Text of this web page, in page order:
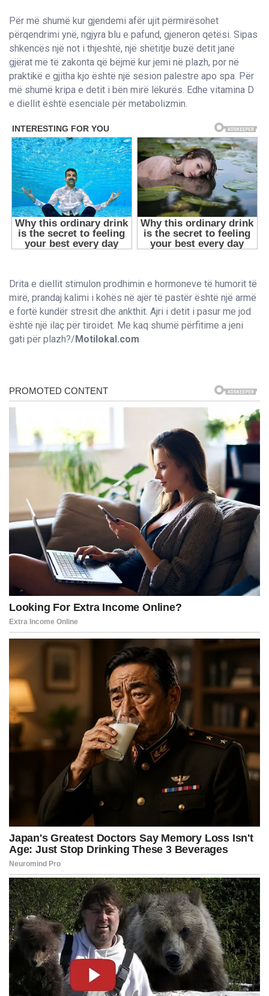
Për më shumë kur gjendemi afër ujit përmirësohet
përqendrimi ynë, ngjyra blu e pafund, gjeneron qetësi. Sipas
shkencës një not i thjeshtë, një shëtitje buzë detit janë
gjërat më të zakonta që bëjmë kur jemi në plazh, por në
praktikë e gjitha kjo është një sesion palestre apo spa. Për
më shumë kripa e detit i bën mirë lëkurës. Edhe vitamina D
e diellit është esenciale për metabolizmin.
Drita e diellit stimulon prodhimin e hormoneve të humorit të
mirë, prandaj kalimi i kohës në ajër të pastër është një armë
e fortë kundër stresit dhe ankthit. Ajri i detit i pasur me jod
është një ilaç për tiroidet. Me kaq shumë përfitime a jeni
gati për plazh?/Motilokal.com